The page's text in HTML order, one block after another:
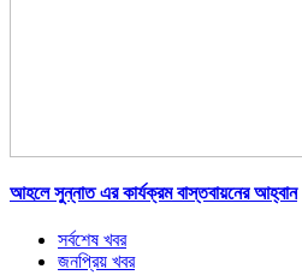
আহলে সুন্নাত এর কার্যক্রম বাস্তবায়নের আহ্বান
সর্বশেষ খবর
জনপ্রিয় খবর